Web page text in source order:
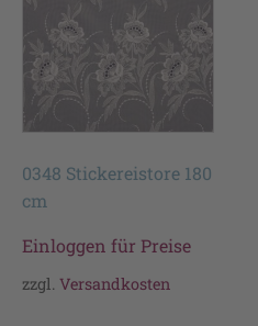
0348 Stickereistore 180
cm
Einloggen für Preise
zzgl. Versandkosten